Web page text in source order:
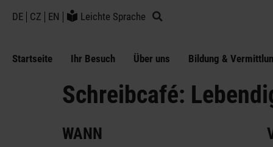
DE CZ EN Leichte Sprache
Startseite Ihr Besuch Über uns Bildung &
Schreibcafé:
WANN